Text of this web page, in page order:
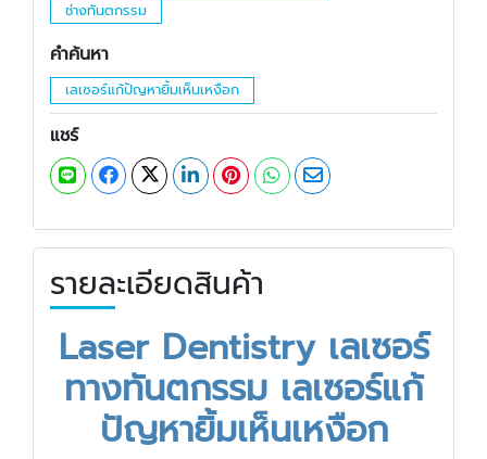
ช่างทันตกรรม
คำค้นหา
เลเซอร์แก้ปัญหายิ้มเห็นเหงือก
แชร์
รายละเอียดสินค้า
Laser Dentistry เลเซอร์
ทางทันตกรรม เลเซอร์แก้
ปัญหายิ้มเห็นเหงือก